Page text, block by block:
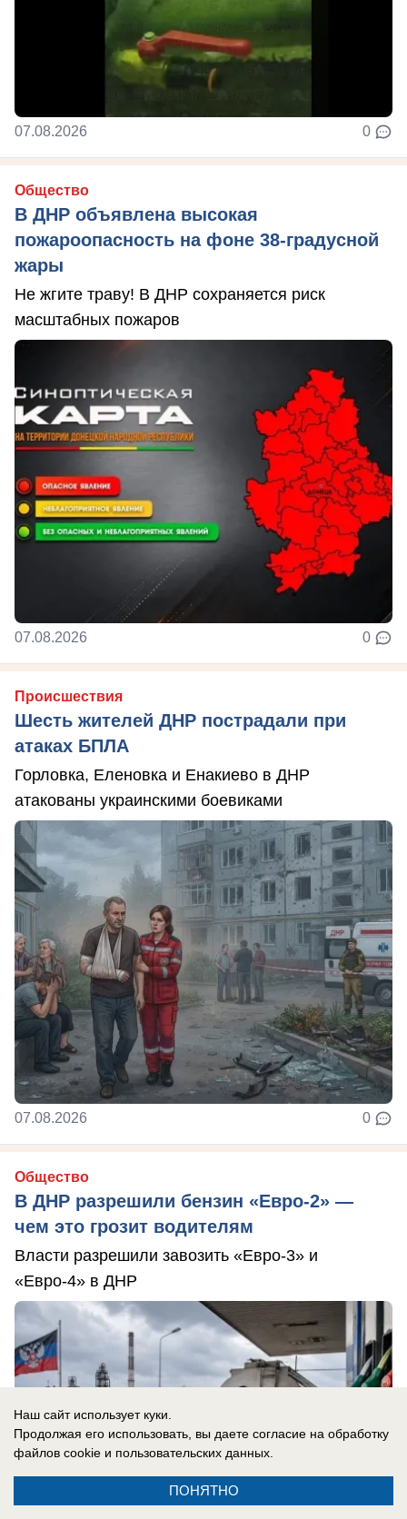
07.08.2026 0
Общество
В ДНР объявлена высокая
пожароопасность на фоне 38-градусной
жары
Не жгите траву! В ДНР сохраняется риск
масштабных пожаров
07.08.2026 0
Происшествия
Шесть жителей ДНР пострадали при
атаках БПЛА
Горловка, Еленовка и Енакиево в ДНР
атакованы украинскими боевиками
07.08.2026 0
Общество
В ДНР разрешили бензин «Евро-2» —
чем это грозит водителям
Власти разрешили завозить «Евро-3» и
«Евро-4» в ДНР
Наш сайт использует куки.
Продолжая его использовать, вы даете согласие на обработку
файлов cookie и пользовательских данных.
ПОНЯТНО